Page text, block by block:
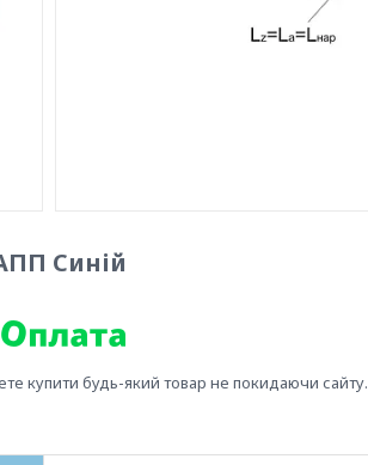
Синій
купити будь-який товар не покидаючи сайту.